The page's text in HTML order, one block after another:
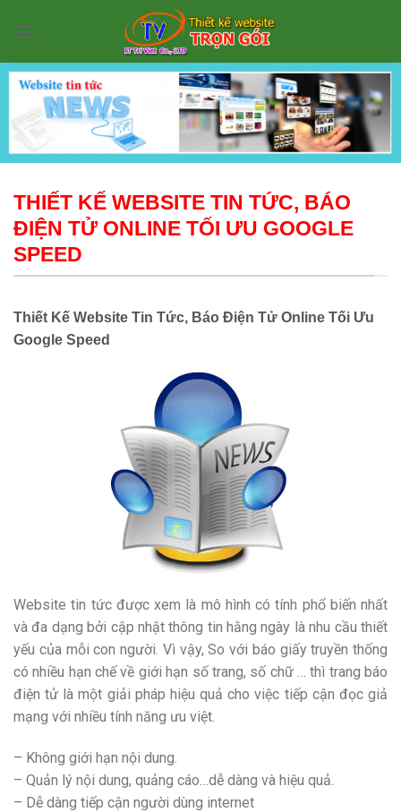
THIẾT KẾ WEBSITE TIN TỨC, BÁO
ĐIỆN TỬ ONLINE TỐI ƯU GOOGLE
SPEED
Thiết Kế Website Tin Tức, Báo Điện Tử Online Tối Ưu
Google Speed
Website tin tức được xem là mô hình có tính phổ biến nhất
và đa dạng bởi cập nhật thông tin hằng ngày là nhu cầu thiết
yếu của mỗi con người. Vì vậy, So với báo giấy truyền thống
có nhiều hạn chế về giới hạn số trang, số chữ … thì trang báo
điện tử là một giải pháp hiệu quả cho việc tiếp cận đọc giả
mạng với nhiều tính năng ưu việt.
– Không giới hạn nội dung.
– Quản lý nội dung, quảng cáo…dễ dàng và hiệu quả.
– Dễ dàng tiếp cận người dùng internet